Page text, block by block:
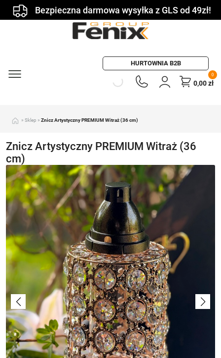
Bezpieczna darmowa wysyłka z GLS od 49zł!
HURTOWNIA B2B
0
0,00zł
» Sklep » Znicz Artystyczny PREMIUM Witraż (36 cm)
Znicz Artystyczny PREMIUM Witraż (36
cm)